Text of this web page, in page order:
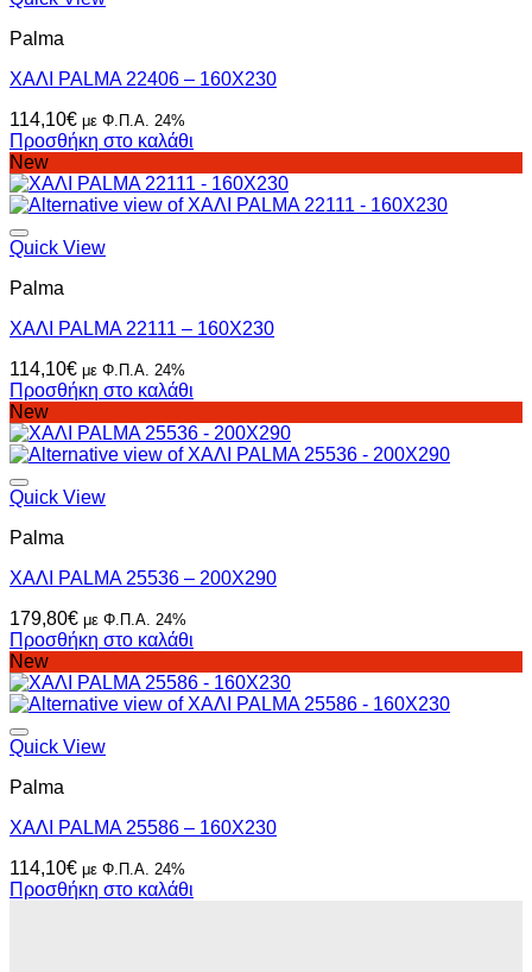
Palma
ΧΑΛΙ PALMA 22406 – 160X230
114,10€ με Φ.Π.Α. 24%
Προσθήκη στο καλάθι
New
Quick View
Palma
ΧΑΛΙ PALMA 22111 – 160X230
114,10€ με Φ.Π.Α. 24%
Προσθήκη στο καλάθι
New
Quick View
Palma
ΧΑΛΙ PALMA 25536 – 200X290
179,80€ με Φ.Π.Α. 24%
Προσθήκη στο καλάθι
New
Quick View
Palma
ΧΑΛΙ PALMA 25586 – 160X230
114,10€ με Φ.Π.Α. 24%
Προσθήκη στο καλάθι